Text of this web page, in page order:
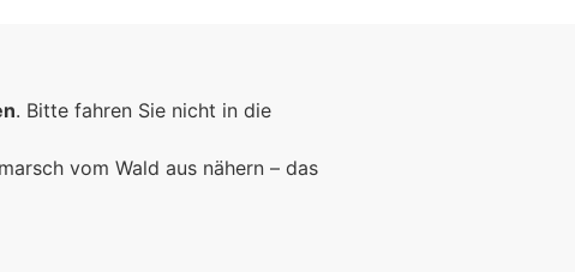
. Bitte fahren Sie nicht in die
vom Wald aus nähern – das